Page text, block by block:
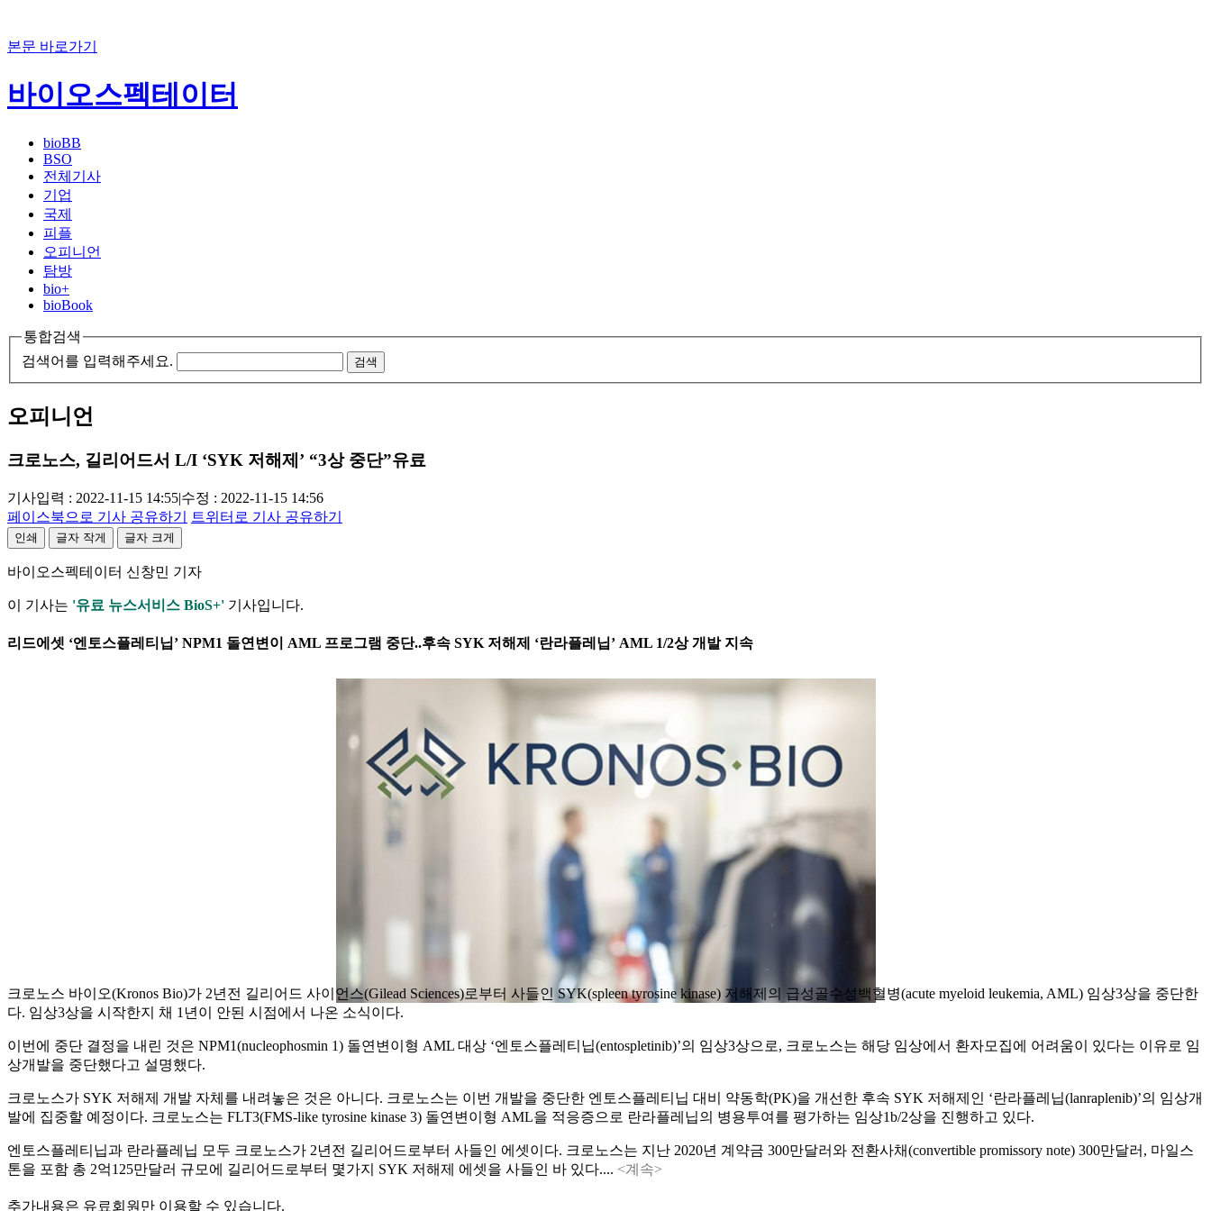
본문 바로가기
바이오스펙테이터
bioBB
BSO
전체기사
기업
국제
피플
오피니언
탐방
bio+
bioBook
통합검색
검색어를 입력해주세요.
검색
오피니언
크로노스, 길리어드서 L/I ‘SYK 저해제’ “3상 중단”유료
기사입력 : 2022-11-15 14:55|수정 : 2022-11-15 14:56
페이스북으로 기사 공유하기
트위터로 기사 공유하기
인쇄 글자 작게 글자 크게
바이오스펙테이터 신창민 기자
이 기사는 '유료 뉴스서비스 BioS+' 기사입니다.
리드에셋 ‘엔토스플레티닙’ NPM1 돌연변이 AML 프로그램 중단..후속 SYK 저해제 ‘란라플레닙’ AML 1/2상 개발 지속
크로노스 바이오(Kronos Bio)가 2년전 길리어드 사이언스(Gilead Sciences)로부터 사들인 SYK(spleen tyrosine kinase) 저해제의 급성골수성백혈병(acute myeloid leukemia, AML) 임상3상을 중단한
다. 임상3상을 시작한지 채 1년이 안된 시점에서 나온 소식이다.
이번에 중단 결정을 내린 것은 NPM1(nucleophosmin 1) 돌연변이형 AML 대상 ‘엔토스플레티닙(entospletinib)’의 임상3상으로, 크로노스는 해당 임상에서 환자모집에 어려움이 있다는 이유로 임
상개발을 중단했다고 설명했다.
크로노스가 SYK 저해제 개발 자체를 내려놓은 것은 아니다. 크로노스는 이번 개발을 중단한 엔토스플레티닙 대비 약동학(PK)을 개선한 후속 SYK 저해제인 ‘란라플레닙(lanraplenib)’의 임상개
발에 집중할 예정이다. 크로노스는 FLT3(FMS-like tyrosine kinase 3) 돌연변이형 AML을 적응증으로 란라플레닙의 병용투여를 평가하는 임상1b/2상을 진행하고 있다.
엔토스플레티닙과 란라플레닙 모두 크로노스가 2년전 길리어드로부터 사들인 에셋이다. 크로노스는 지난 2020년 계약금 300만달러와 전환사채(convertible promissory note) 300만달러, 마일스
톤을 포함 총 2억125만달러 규모에 길리어드로부터 몇가지 SYK 저해제 에셋을 사들인 바 있다.... <계속>
추가내용은 유료회원만 이용할 수 있습니다.